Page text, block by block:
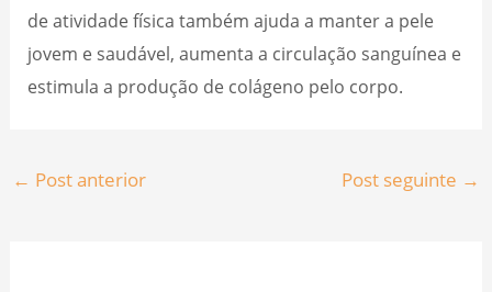
de atividade física também ajuda a manter a pele
jovem e saudável, aumenta a circulação sanguínea e
estimula a produção de colágeno pelo corpo.
← Post anterior Post seguinte →